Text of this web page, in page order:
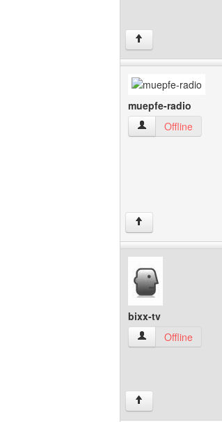
↑
muepfe-radio
muepfe-radio
Offline
↑
bixx-tv
bixx-tv Benutzer-
Offline
↑